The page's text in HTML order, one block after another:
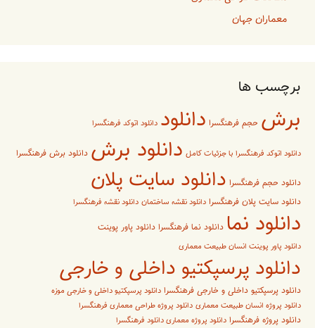
معماران جهان
برچسب ها
برش حجم فرهنگسرا دانلود دانلود اتوکد فرهنگسرا
دانلود اتوکد فرهنگسرا با جزئیات کامل دانلود برش دانلود برش فرهنگسرا
دانلود حجم فرهنگسرا دانلود سایت پلان
دانلود سایت پلان فرهنگسرا دانلود نقشه ساختمان دانلود نقشه فرهنگسرا
دانلود نما دانلود نما فرهنگسرا دانلود پاور پوینت
دانلود پاور پوینت انسان طبیعت معماری
دانلود پرسپکتیو داخلی و خارجی
دانلود پرسپکتیو داخلی و خارجی فرهنگسرا دانلود پرسپکتیو داخلی و خارجی موزه
دانلود پروژه انسان طبیعت معماری دانلود پروژه طراحی معماری فرهنگسرا
دانلود پروژه فرهنگسرا دانلود پروژه معماری دانلود فرهنگسرا